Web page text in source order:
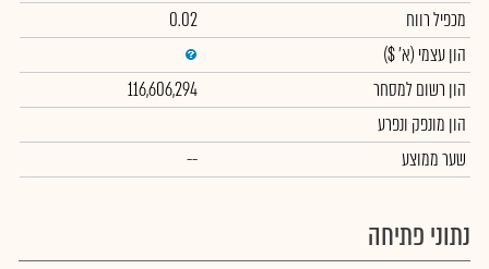
מכפיל רווח
0.02
הון עצמי (א' $)
הון רשום למסחר
116,606,294
הון מונפק ונפרע
שער ממוצע
--
נתוני פתיחה